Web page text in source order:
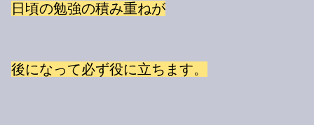
日頃の勉強の積み重ねが
後になって必ず役に立ちます。